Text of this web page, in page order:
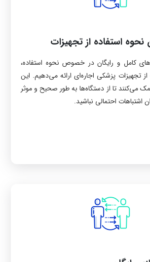
استفاده از تجهیزات
کامل و رایگان در خصوص نحوه استفاده،
تجهیزات پزشکی اجاره‌ای ارائه می‌دهیم. این
می‌کنند تا از دستگاه‌ها به طور صحیح و موثر
اشتباهات احتمالی نباشید.